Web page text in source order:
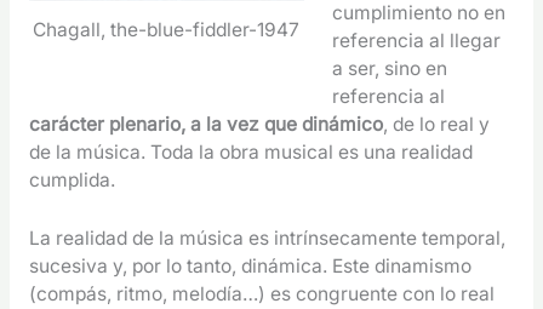
Chagall, the-blue-fiddler-1947
cumplimiento no en
referencia al llegar
a ser, sino en
referencia al
carácter plenario, a la vez que dinámico, de lo real y
de la música. Toda la obra musical es una realidad
cumplida.
La realidad de la música es intrínsecamente temporal,
sucesiva y, por lo tanto, dinámica. Este dinamismo
(compás, ritmo, melodía…) es congruente con lo real